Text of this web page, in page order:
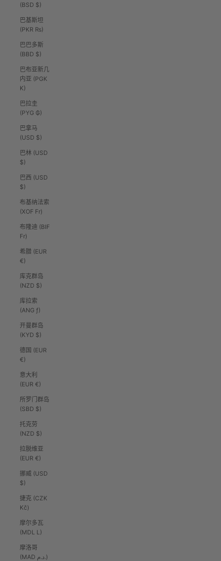
(BSD $)
巴基斯坦
(PKR ₨)
巴巴多斯
(BBD $)
巴布亚新几
内亚 (PGK
K)
巴拉圭
(PYG ₲)
巴拿马
(USD $)
巴林 (USD
$)
巴西 (USD
$)
布基纳法索
(XOF Fr)
布隆迪 (BIF
Fr)
希腊 (EUR
€)
库克群岛
(NZD $)
库拉索
(ANG ƒ)
开曼群岛
(KYD $)
德国 (EUR
€)
意大利
(EUR €)
所罗门群岛
(SBD $)
托克劳
(NZD $)
拉脱维亚
(EUR €)
挪威 (USD
$)
捷克 (CZK
Kč)
摩尔多瓦
(MDL L)
摩洛哥
(MAD د.م.)